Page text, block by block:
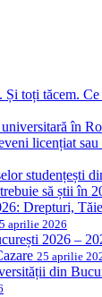
Și toți tăcem.
în
licențiat sau
studențești
să știi în
Drepturi,
aprilie 2026
2026 –
25 aprilie
din